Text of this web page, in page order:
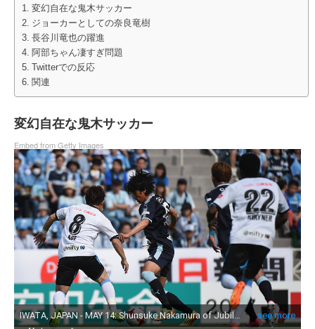
変幻自在な鬼木サッカー
ジョーカーとしての奈良竜樹
長谷川竜也の躍進
阿部ちゃん凄すぎ問題
Twitterでの反応
関連
変幻自在な鬼木サッカー
Embed from Getty Images